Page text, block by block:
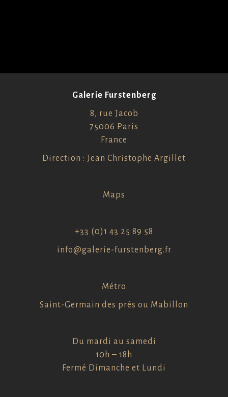
Galerie Furstenberg
8, rue Jacob
75006 Paris
France
Direction : Jean Christophe Argillet
Maps
+33 (0)1 43 25 89 58
info@galerie-furstenberg.fr
Métro
Saint-Germain des prés ou Mabillon
Du mardi au samedi
10h – 18h
Fermé Dimanche et Lundi